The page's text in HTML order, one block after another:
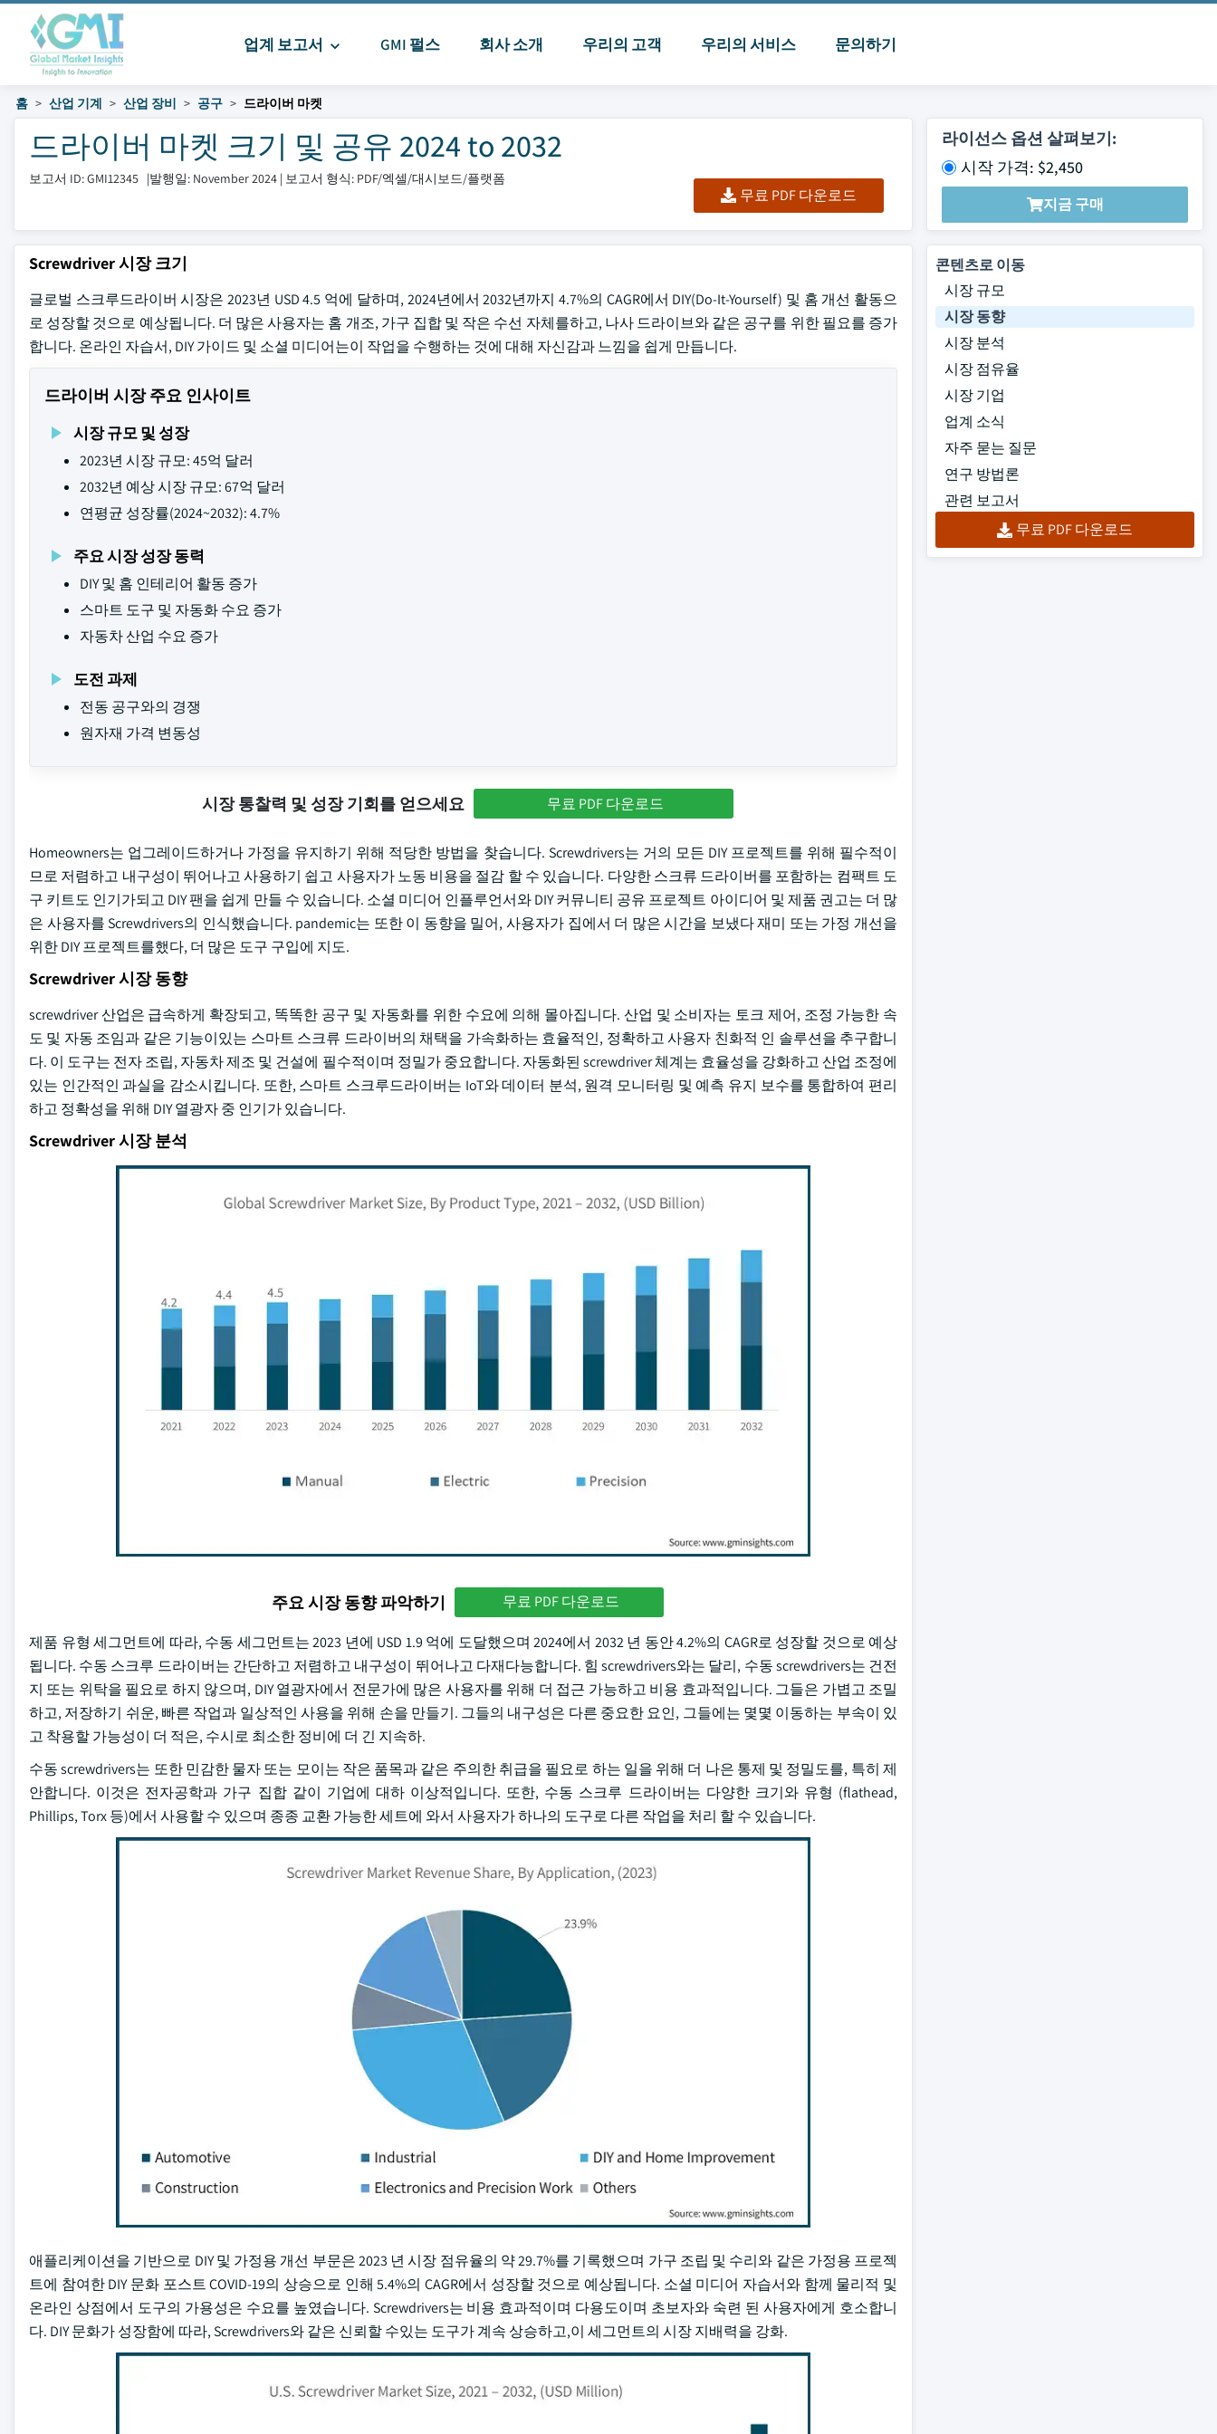
업계 보고서 GMI 펄스 회사 소개 우리의 고객 우리의 서비스 문의하기
홈 산업 기계 산업 장비 공구 드라이버 마켓
드라이버 마켓 크기 및 공유 2024 to 2032
보고서 ID: GMI12345 |발행일: November 2024 | 보고서 형식: PDF/엑셀/대시보드/플랫폼
무료 PDF 다운로드
라이선스 옵션 살펴보기:
시작 가격: $2,450
지금 구매
Screwdriver 시장 크기
글로벌 스크루드라이버 시장은 2023년 USD 4.5 억에 달하며, 2024년에서 2032년까지 4.7%의 CAGR에서 DIY(Do-It-Yourself) 및 홈 개선 활동으
로 성장할 것으로 예상됩니다. 더 많은 사용자는 홈 개조, 가구 집합 및 작은 수선 자체를하고, 나사 드라이브와 같은 공구를 위한 필요를 증가
합니다. 온라인 자습서, DIY 가이드 및 소셜 미디어는이 작업을 수행하는 것에 대해 자신감과 느낌을 쉽게 만듭니다.
드라이버 시장 주요 인사이트
시장 규모 및 성장
2023년 시장 규모: 45억 달러
2032년 예상 시장 규모: 67억 달러
연평균 성장률(2024~2032): 4.7%
주요 시장 성장 동력
DIY 및 홈 인테리어 활동 증가
스마트 도구 및 자동화 수요 증가
자동차 산업 수요 증가
도전 과제
전동 공구와의 경쟁
원자재 가격 변동성
시장 통찰력 및 성장 기회를 얻으세요 무료 PDF 다운로드
Homeowners는 업그레이드하거나 가정을 유지하기 위해 적당한 방법을 찾습니다. Screwdrivers는 거의 모든 DIY 프로젝트를 위해 필수적이
므로 저렴하고 내구성이 뛰어나고 사용하기 쉽고 사용자가 노동 비용을 절감 할 수 있습니다. 다양한 스크류 드라이버를 포함하는 컴팩트 도
구 키트도 인기가되고 DIY 팬을 쉽게 만들 수 있습니다. 소셜 미디어 인플루언서와 DIY 커뮤니티 공유 프로젝트 아이디어 및 제품 권고는 더 많
은 사용자를 Screwdrivers의 인식했습니다. pandemic는 또한 이 동향을 밀어, 사용자가 집에서 더 많은 시간을 보냈다 재미 또는 가정 개선을
위한 DIY 프로젝트를했다, 더 많은 도구 구입에 지도.
Screwdriver 시장 동향
screwdriver 산업은 급속하게 확장되고, 똑똑한 공구 및 자동화를 위한 수요에 의해 몰아집니다. 산업 및 소비자는 토크 제어, 조정 가능한 속
도 및 자동 조임과 같은 기능이있는 스마트 스크류 드라이버의 채택을 가속화하는 효율적인, 정확하고 사용자 친화적 인 솔루션을 추구합니
다. 이 도구는 전자 조립, 자동차 제조 및 건설에 필수적이며 정밀가 중요합니다. 자동화된 screwdriver 체계는 효율성을 강화하고 산업 조정에
있는 인간적인 과실을 감소시킵니다. 또한, 스마트 스크루드라이버는 IoT와 데이터 분석, 원격 모니터링 및 예측 유지 보수를 통합하여 편리
하고 정확성을 위해 DIY 열광자 중 인기가 있습니다.
Screwdriver 시장 분석
주요 시장 동향 파악하기 무료 PDF 다운로드
제품 유형 세그먼트에 따라, 수동 세그먼트는 2023 년에 USD 1.9 억에 도달했으며 2024에서 2032 년 동안 4.2%의 CAGR로 성장할 것으로 예상
됩니다. 수동 스크루 드라이버는 간단하고 저렴하고 내구성이 뛰어나고 다재다능합니다. 힘 screwdrivers와는 달리, 수동 screwdrivers는 건전
지 또는 위탁을 필요로 하지 않으며, DIY 열광자에서 전문가에 많은 사용자를 위해 더 접근 가능하고 비용 효과적입니다. 그들은 가볍고 조밀
하고, 저장하기 쉬운, 빠른 작업과 일상적인 사용을 위해 손을 만들기. 그들의 내구성은 다른 중요한 요인, 그들에는 몇몇 이동하는 부속이 있
고 착용할 가능성이 더 적은, 수시로 최소한 정비에 더 긴 지속하.
수동 screwdrivers는 또한 민감한 물자 또는 모이는 작은 품목과 같은 주의한 취급을 필요로 하는 일을 위해 더 나은 통제 및 정밀도를, 특히 제
안합니다. 이것은 전자공학과 가구 집합 같이 기업에 대하 이상적입니다. 또한, 수동 스크루 드라이버는 다양한 크기와 유형 (flathead,
Phillips, Torx 등)에서 사용할 수 있으며 종종 교환 가능한 세트에 와서 사용자가 하나의 도구로 다른 작업을 처리 할 수 있습니다.
애플리케이션을 기반으로 DIY 및 가정용 개선 부문은 2023 년 시장 점유율의 약 29.7%를 기록했으며 가구 조립 및 수리와 같은 가정용 프로젝
트에 참여한 DIY 문화 포스트 COVID-19의 상승으로 인해 5.4%의 CAGR에서 성장할 것으로 예상됩니다. 소셜 미디어 자습서와 함께 물리적 및
온라인 상점에서 도구의 가용성은 수요를 높였습니다. Screwdrivers는 비용 효과적이며 다용도이며 초보자와 숙련 된 사용자에게 호소합니
다. DIY 문화가 성장함에 따라, Screwdrivers와 같은 신뢰할 수있는 도구가 계속 상승하고,이 세그먼트의 시장 지배력을 강화.
콘텐츠로 이동
시장 규모
시장 동향
시장 분석
시장 점유율
시장 기업
업계 소식
자주 묻는 질문
연구 방법론
관련 보고서
무료 PDF 다운로드